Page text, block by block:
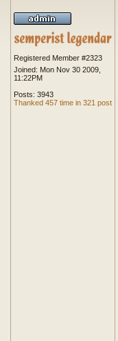
Registered Member #2323
Joined: Mon Nov 30 2009,
11:22PM
Posts: 3943
Thanked 457 time in 321 post